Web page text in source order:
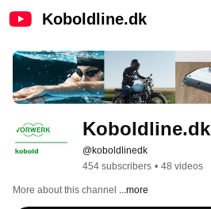
Koboldline.dk
Koboldline.dk
@koboldlinedk
454 subscribers • 48 videos
More about this channel ...more